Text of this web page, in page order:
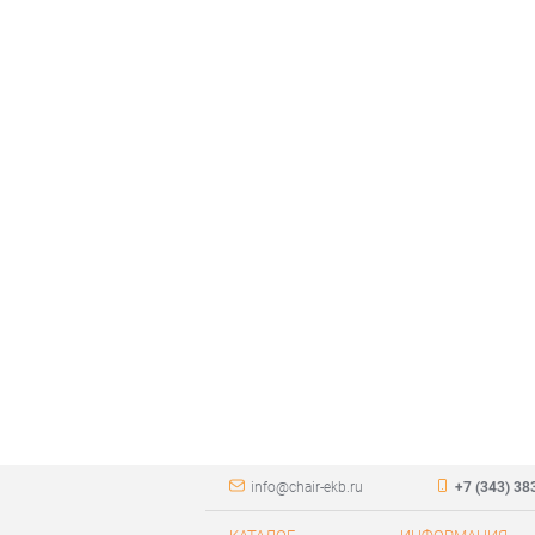
info@chair-ekb.ru +7 (343)